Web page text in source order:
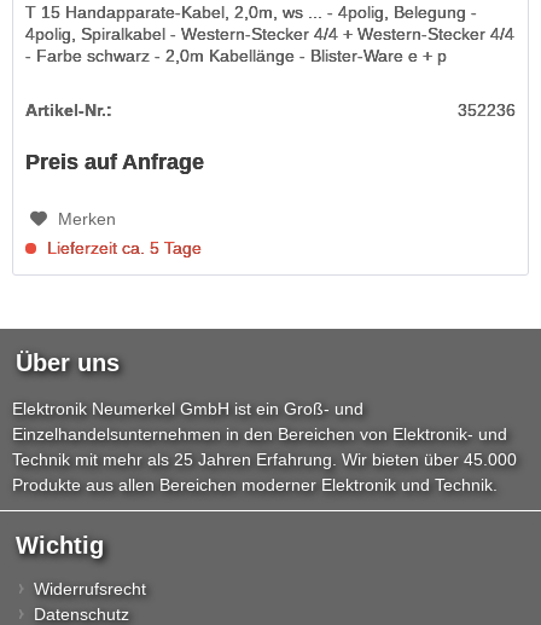
T 15 Handapparate-Kabel, 2,0m, ws ... - 4polig, Belegung -
4polig, Spiralkabel - Western-Stecker 4/4 + Western-Stecker 4/4
- Farbe schwarz - 2,0m Kabellänge - Blister-Ware e + p
Artikel-Nr.: 352236
Preis auf Anfrage
Merken
Lieferzeit ca. 5 Tage
Über uns
Elektronik Neumerkel GmbH ist ein Groß- und
Einzelhandelsunternehmen in den Bereichen von Elektronik- und
Technik mit mehr als 25 Jahren Erfahrung. Wir bieten über 45.000
Produkte aus allen Bereichen moderner Elektronik und Technik.
Wichtig
Widerrufsrecht
Datenschutz